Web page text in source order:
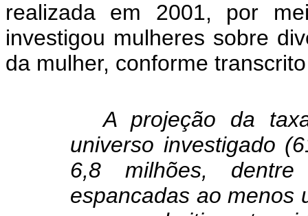
realizada em 2001, por
investigou mulheres sobre
da mulher, conforme
A projeção da
universo investigado
6,8 milhões,
espancadas ao menos